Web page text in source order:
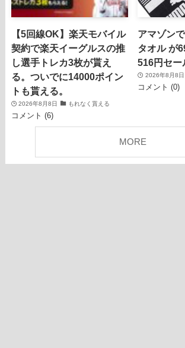
【5回線OK】楽天モバイル
契約で楽天イーグルスの推
し選手トレカ3枚が貰え
る。ついでに14000ポイン
トも貰える。
2026年8月8日 もれなく貰える
コメント (6)
アマゾン
タオル が
516円セー
2026年8月8日
コメント (0)
MORE